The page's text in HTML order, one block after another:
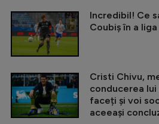
Incredibil! Ce
Coubiș în a
Cristi Chivu,
conducerea lui
faceți și voi
aceeași